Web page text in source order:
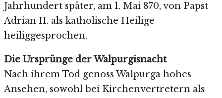
Jahrhundert später, am 1. Mai 870, von Papst
Adrian II. als katholische Heilige
heiliggesprochen.
Die Ursprünge der Walpurgisnacht
Nach ihrem Tod genoss Walpurga hohes
Ansehen, sowohl bei Kirchenvertretern als